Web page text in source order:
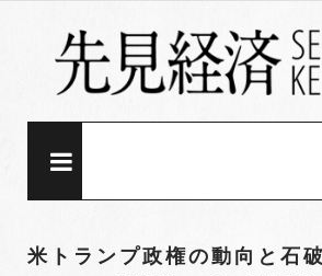
米トランプ政権の動向と石